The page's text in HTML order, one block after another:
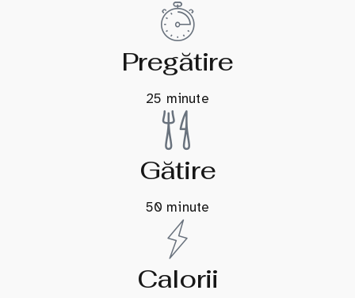
Pregătire
25 minute
Gătire
50 minute
Calorii